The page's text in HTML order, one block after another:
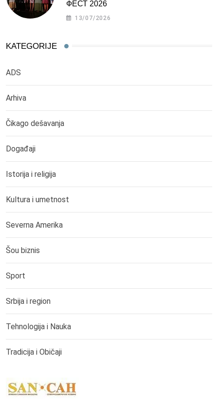
ФЕСТ 2026
13/07/2026
KATEGORIJE
ADS
Arhiva
Čikago dešavanja
Događaji
Istorija i religija
Kultura i umetnost
Severna Amerika
Šou biznis
Sport
Srbija i region
Tehnologija i Nauka
Tradicija i Običaji